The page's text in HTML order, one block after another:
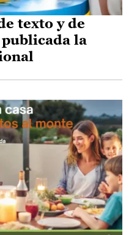
texto y de
la